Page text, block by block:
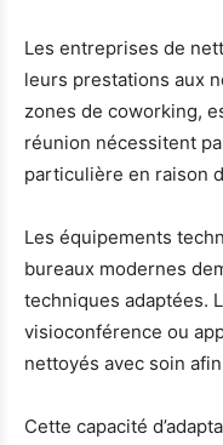
Les entreprises de
leurs prestations aux
zones de coworking,
réunion nécessitent
particulière en raison
Les équipements
bureaux modernes
techniques adaptées.
visioconférence ou
nettoyés avec soin
Cette capacité